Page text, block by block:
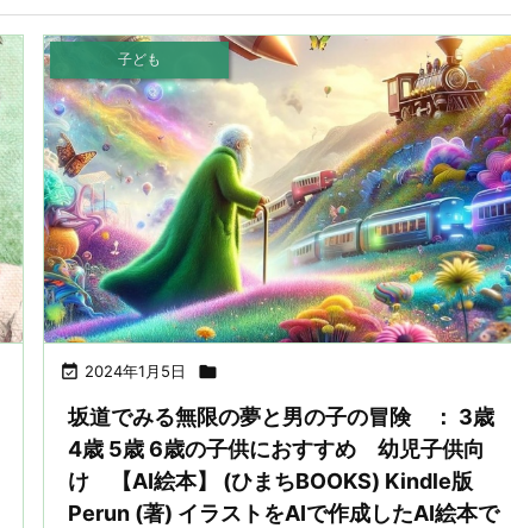
 2024年1月5日 
子ども
坂道でみる無限の夢と男の子の冒険 ： 3歳
4歳 5歳 6歳の子供におすすめ 幼児子供向
け 【AI絵本】 (ひまちBOOKS) Kindle版
Perun (著) イラストをAIで作成したAI絵本で